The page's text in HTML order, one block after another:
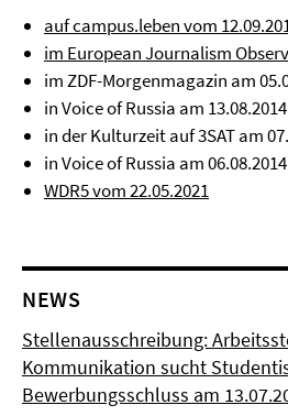
auf campus.leben vom
im European Journalism
im ZDF-Morgenmagazin am
in Voice of Russia am 13.08.2014
in der Kulturzeit auf 3SAT am
in Voice of Russia am 06.08.2014
WDR5 vom 22.05.2021
NEWS
Stellenausschreibung:
Kommunikation sucht
Bewerbungsschluss am